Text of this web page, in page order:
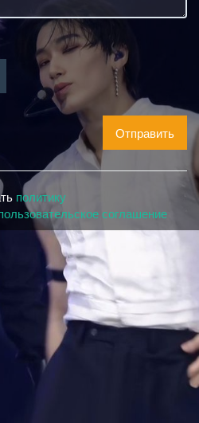
Отправить
политику
соглашение